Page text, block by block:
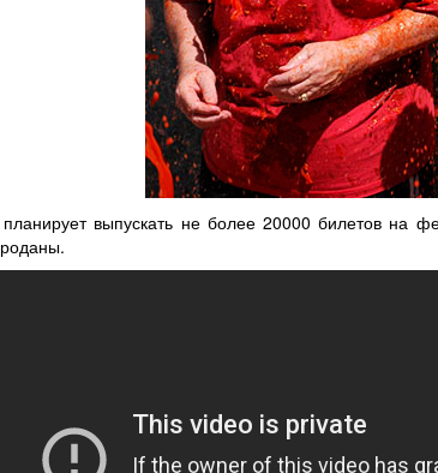
выпускать не более 20000 билетов на